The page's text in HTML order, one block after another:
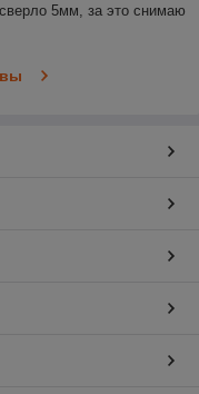
5мм, за это снимаю